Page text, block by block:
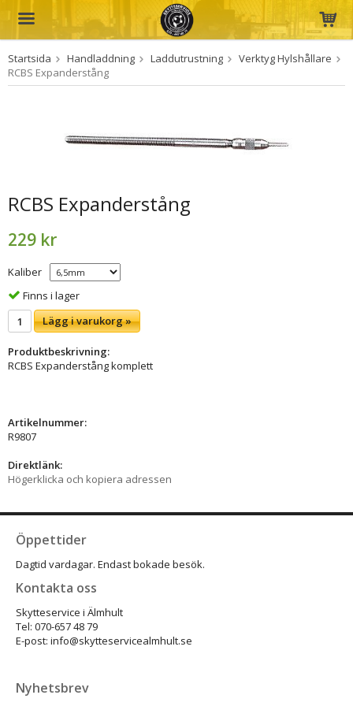
Produkten har blivit tillagd i varukorgen
Startsida Handladdning Laddutrustning
Verktyg Hylshållare
RCBS Expanderstång
RCBS Expanderstång
229 kr
Kaliber
Finns i lager
Lägg i varukorg »
Produktbeskrivning:
RCBS Expanderstång komplett
Artikelnummer:
R9807
Direktlänk:
Högerklicka och kopiera adressen
Öppettider
Dagtid vardagar. Endast bokade besök.
Kontakta oss
Skytteservice i Älmhult
Tel: 070-657 48 79
E-post: info@skytteservicealmhult.se
Nyhetsbrev